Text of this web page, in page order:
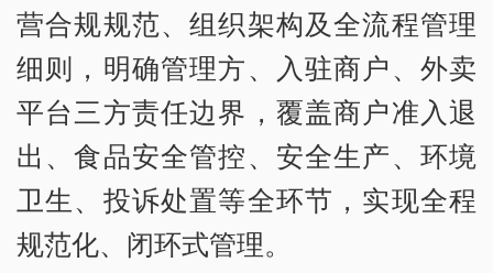
营合规规范、组织架构及全流程管理
细则，明确管理方、入驻商户、外卖
平台三方责任边界，覆盖商户准入退
出、食品安全管控、安全生产、环境
卫生、投诉处置等全环节，实现全程
规范化、闭环式管理。